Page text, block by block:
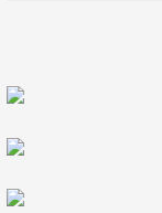
Ürün resmi
Ürün